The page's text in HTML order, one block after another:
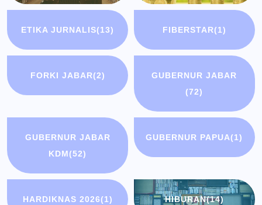
ETIKA JURNALIS(13) FIBERSTAR(1)
FORKI JABAR(2)
GUBERNUR JABAR
(72)
GUBERNUR JABAR
KDM(52)
GUBERNUR PAPUA(1)
HARDIKNAS 2026(1) HIBURAN(14)